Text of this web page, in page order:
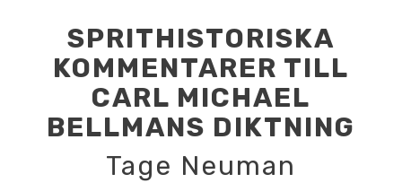
SPRITHISTORISKA
KOMMENTARER TILL
CARL MICHAEL
BELLMANS DIKTNING
Tage Neuman